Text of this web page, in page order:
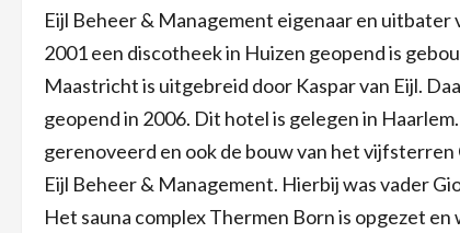
Eijl Beheer & Management eigenaar en
2001 een discotheek in Huizen geopend is
Maastricht is uitgebreid door Kaspar van Eijl.
geopend in 2006. Dit hotel is gelegen in
gerenoveerd en ook de bouw van het
Eijl Beheer & Management. Hierbij was vader
Het sauna complex Thermen Born is opgezet